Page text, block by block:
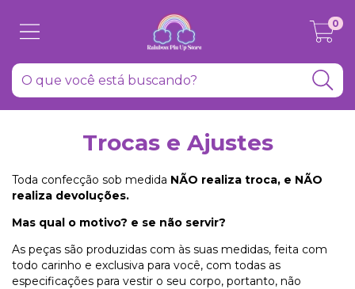
0
Trocas e Ajustes
Toda confecção sob medida NÃO realiza troca, e NÃO
realiza devoluções.
Mas qual o motivo? e se não servir?
As peças são produzidas com às suas medidas, feita com
todo carinho e exclusiva para você, com todas as
especificações para vestir o seu corpo, portanto, não